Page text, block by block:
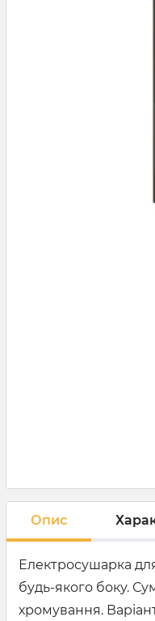
Опис
Електросушарка
будь-якого боку.
хромування.